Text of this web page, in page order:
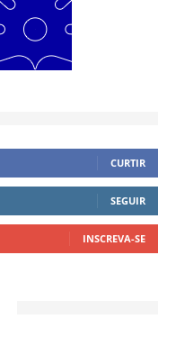
CURTIR
SEGUIR
INSCREVA-SE